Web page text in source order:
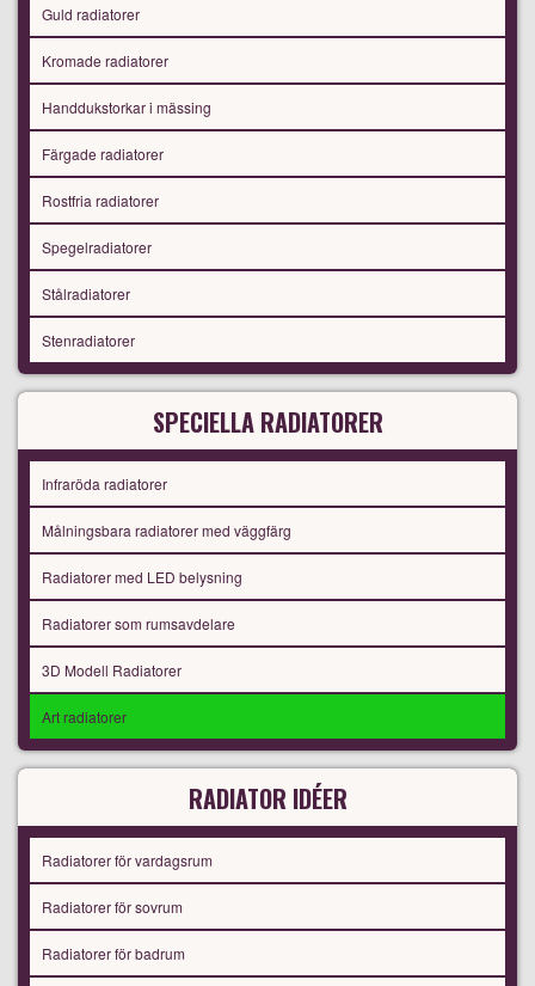
Guld radiatorer
Kromade radiatorer
Handdukstorkar i mässing
Färgade radiatorer
Rostfria radiatorer
Spegelradiatorer
Stålradiatorer
Stenradiatorer
SPECIELLA RADIATORER
Infraröda radiatorer
Målningsbara radiatorer med väggfärg
Radiatorer med LED belysning
Radiatorer som rumsavdelare
3D Modell Radiatorer
Art radiatorer
RADIATOR IDÉER
Radiatorer för vardagsrum
Radiatorer för sovrum
Radiatorer för badrum